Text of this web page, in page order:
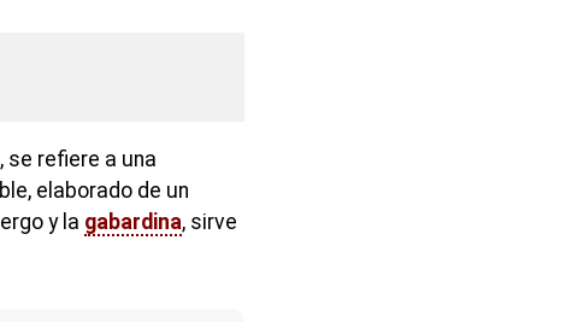
refiere a una
elaborado de un
y la gabardina, sirve